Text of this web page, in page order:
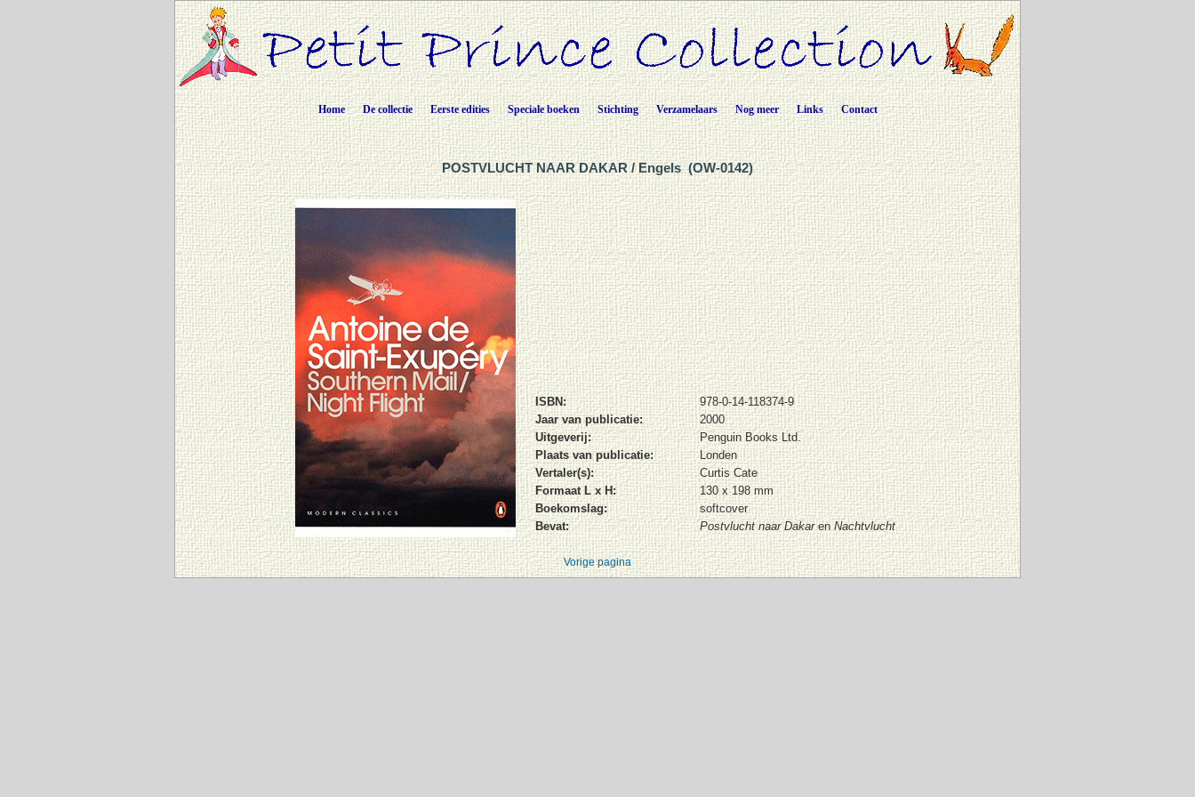
Home De collectie Eerste edities Speciale boeken Stichting Verzamelaars Nog meer Links Contact
POSTVLUCHT NAAR DAKAR / Engels (OW-0142)
ISBN:
978-0-14-118374-9
Jaar van publicatie:
2000
Uitgeverij:
Penguin Books Ltd.
Plaats van publicatie:
Londen
Vertaler(s):
Curtis Cate
Formaat L x H:
130 x 198 mm
Boekomslag:
softcover
Bevat:
Postvlucht naar Dakaren Nachtvlucht
Vorige pagina